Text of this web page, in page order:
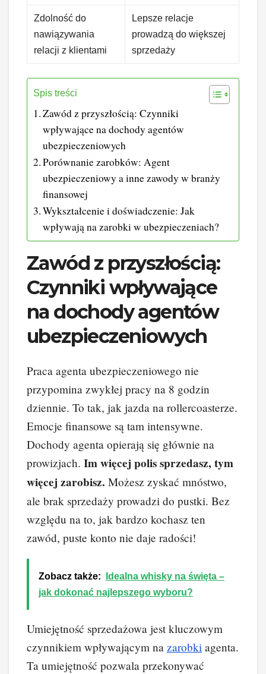
Zdolność do
nawiązywania
relacji z klientami
Lepsze relacje
prowadzą do większej
sprzedaży
Spis treści
Zawód z przyszłością: Czynniki
wpływające na dochody agentów
ubezpieczeniowych
Porównanie zarobków: Agent
ubezpieczeniowy a inne zawody w branży
finansowej
Wykształcenie i doświadczenie: Jak
wpływają na zarobki w ubezpieczeniach?
Zawód z przyszłością:
Czynniki wpływające
na dochody agentów
ubezpieczeniowych
Praca agenta ubezpieczeniowego nie
przypomina zwykłej pracy na 8 godzin
dziennie. To tak, jak jazda na rollercoasterze.
Emocje finansowe są tam intensywne.
Dochody agenta opierają się głównie na
prowizjach. Im więcej polis sprzedasz, tym
więcej zarobisz. Możesz zyskać mnóstwo,
ale brak sprzedaży prowadzi do pustki. Bez
względu na to, jak bardzo kochasz ten
zawód, puste konto nie daje radości!
Zobacz także:
Idealna whisky na święta –
jak dokonać najlepszego wyboru?
Umiejętność sprzedażowa jest kluczowym
czynnikiem wpływającym na zarobki agenta.
Ta umiejętność pozwala przekonywać